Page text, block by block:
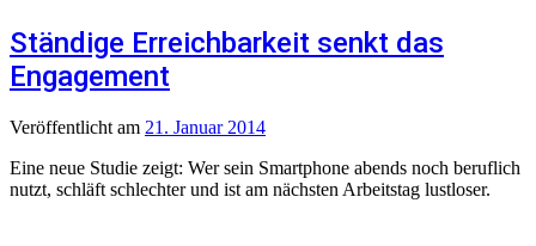
Ständige Erreichbarkeit senkt das
Engagement
Veröffentlicht am 21. Januar 2014
Eine neue Studie zeigt: Wer sein Smartphone abends noch beruflich
nutzt, schläft schlechter und ist am nächsten Arbeitstag lustloser.